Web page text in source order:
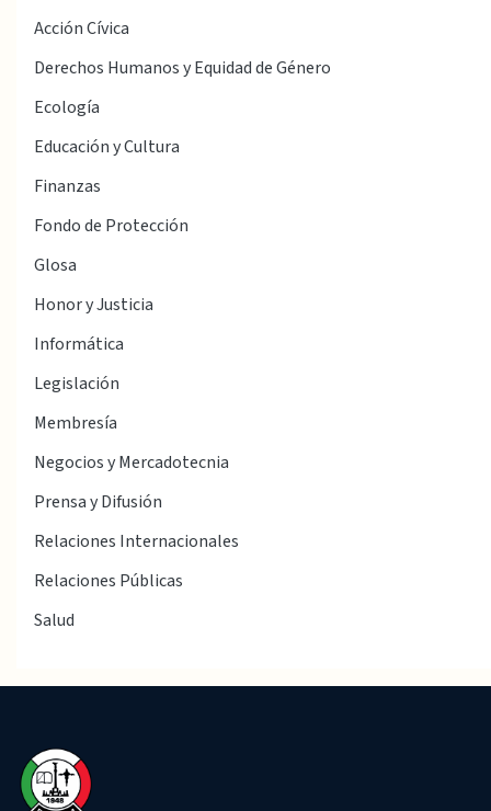
Acción Cívica
Derechos Humanos y Equidad de Género
Ecología
Educación y Cultura
Finanzas
Fondo de Protección
Glosa
Honor y Justicia
Informática
Legislación
Membresía
Negocios y Mercadotecnia
Prensa y Difusión
Relaciones Internacionales
Relaciones Públicas
Salud